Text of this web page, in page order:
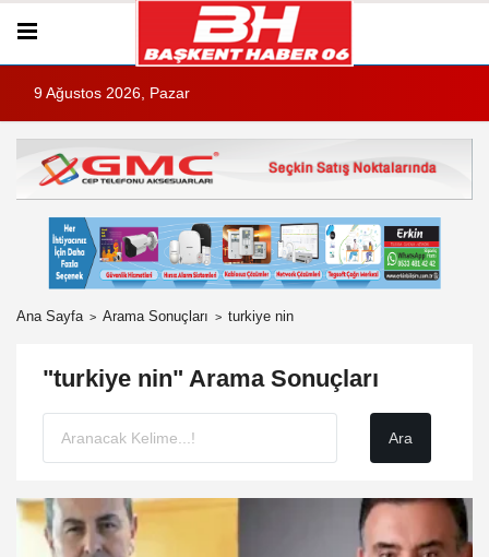
9 Ağustos 2026, Pazar
Ana Sayfa Arama Sonuçları turkiye nin
"turkiye nin" Arama Sonuçları